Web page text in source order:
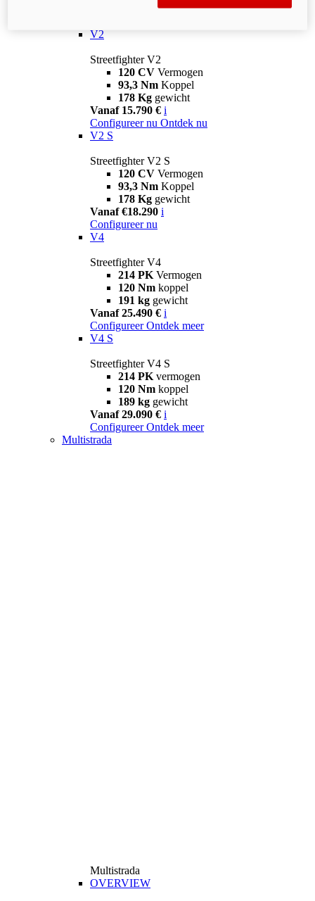
V2
Streetfighter V2
120 CV Vermogen
93,3 Nm Koppel
178 Kg gewicht
Vanaf 15.790 € i
Configureer nu Ontdek nu
V2 S
Streetfighter V2 S
120 CV Vermogen
93,3 Nm Koppel
178 Kg gewicht
Vanaf €18.290 i
Configureer nu
V4
Streetfighter V4
214 PK Vermogen
120 Nm koppel
191 kg gewicht
Vanaf 25.490 € i
Configureer Ontdek meer
V4 S
Streetfighter V4 S
214 PK vermogen
120 Nm koppel
189 kg gewicht
Vanaf 29.090 € i
Configureer Ontdek meer
Multistrada
Multistrada
OVERVIEW